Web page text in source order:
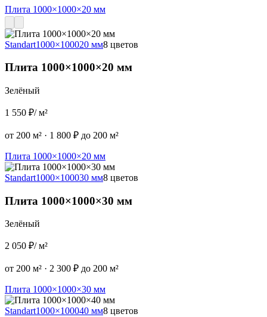
Плита 1000×1000×20 мм
Standart1000×100020 мм8 цветов
Плита 1000×1000×20 мм
Зелёный
1 550 ₽/ м²
от 200 м² · 1 800 ₽ до 200 м²
Плита 1000×1000×20 мм
Standart1000×100030 мм8 цветов
Плита 1000×1000×30 мм
Зелёный
2 050 ₽/ м²
от 200 м² · 2 300 ₽ до 200 м²
Плита 1000×1000×30 мм
Standart1000×100040 мм8 цветов